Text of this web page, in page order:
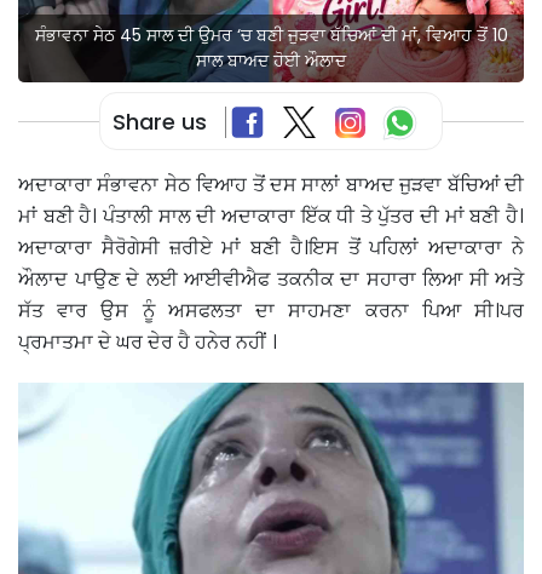
ਸੰਭਾਵਨਾ ਸੇਠ 45 ਸਾਲ ਦੀ ਉਮਰ ‘ਚ ਬਣੀ ਜੁੜਵਾ ਬੱਚਿਆਂ ਦੀ ਮਾਂ, ਵਿਆਹ ਤੋਂ 10
ਸਾਲ ਬਾਅਦ ਹੋਈ ਔਲਾਦ
Share us
ਅਦਾਕਾਰਾ ਸੰਭਾਵਨਾ ਸੇਠ ਵਿਆਹ ਤੋਂ ਦਸ ਸਾਲਾਂ ਬਾਅਦ ਜੁੜਵਾ ਬੱਚਿਆਂ ਦੀ
ਮਾਂ ਬਣੀ ਹੈ। ਪੰਤਾਲੀ ਸਾਲ ਦੀ ਅਦਾਕਾਰਾ ਇੱਕ ਧੀ ਤੇ ਪੁੱਤਰ ਦੀ ਮਾਂ ਬਣੀ ਹੈ।
ਅਦਾਕਾਰਾ ਸੈਰੋਗੇਸੀ ਜ਼ਰੀਏ ਮਾਂ ਬਣੀ ਹੈ।ਇਸ ਤੋਂ ਪਹਿਲਾਂ ਅਦਾਕਾਰਾ ਨੇ
ਔਲਾਦ ਪਾਉਣ ਦੇ ਲਈ ਆਈਵੀਐਫ ਤਕਨੀਕ ਦਾ ਸਹਾਰਾ ਲਿਆ ਸੀ ਅਤੇ
ਸੱਤ ਵਾਰ ਉਸ ਨੂੰ ਅਸਫਲਤਾ ਦਾ ਸਾਹਮਣਾ ਕਰਨਾ ਪਿਆ ਸੀ।ਪਰ
ਪ੍ਰਮਾਤਮਾ ਦੇ ਘਰ ਦੇਰ ਹੈ ਹਨੇਰ ਨਹੀਂ ।